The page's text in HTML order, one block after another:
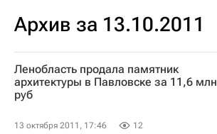
Архив за 13.10.2011
Ленобласть продала памятник
архитектуры в Павловске за 11,6 млн
руб
13 октября 2011, 17:46 12